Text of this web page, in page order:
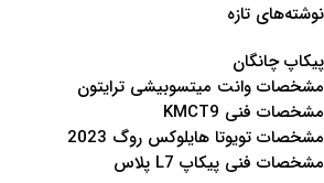
نوشته‌های تازه
پیکاپ چانگان
مشخصات وانت میتسوبیشی ترایتون
مشخصات فنی KMCT9
مشخصات تویوتا هایلوکس روگ 2023
مشخصات فنی پیکاپ L7 پلاس